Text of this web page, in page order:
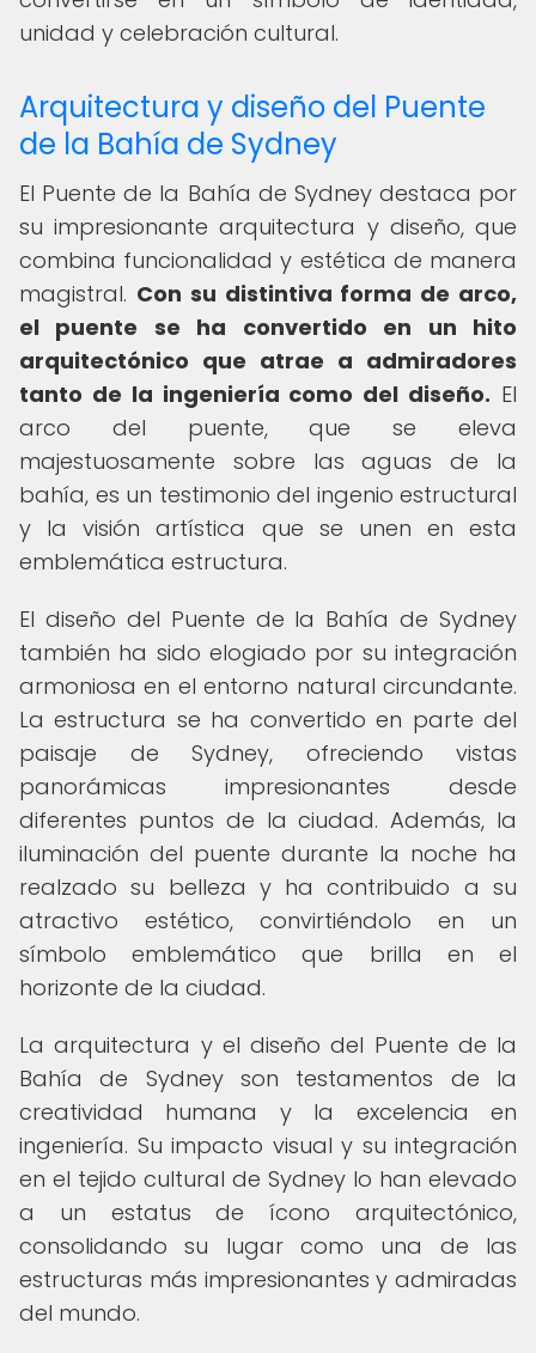
unidad y celebración cultural.
Arquitectura y diseño del Puente
de la Bahía de Sydney
El Puente de la Bahía de Sydney destaca por
su impresionante arquitectura y diseño, que
combina funcionalidad y estética de manera
magistral. Con su distintiva forma de arco,
el puente se ha convertido en un hito
arquitectónico que atrae a admiradores
tanto de la ingeniería como del diseño. El
arco del puente, que se eleva
majestuosamente sobre las aguas de la
bahía, es un testimonio del ingenio estructural
y la visión artística que se unen en esta
emblemática estructura.
El diseño del Puente de la Bahía de Sydney
también ha sido elogiado por su integración
armoniosa en el entorno natural circundante.
La estructura se ha convertido en parte del
paisaje de Sydney, ofreciendo vistas
panorámicas impresionantes desde
diferentes puntos de la ciudad. Además, la
iluminación del puente durante la noche ha
realzado su belleza y ha contribuido a su
atractivo estético, convirtiéndolo en un
símbolo emblemático que brilla en el
horizonte de la ciudad.
La arquitectura y el diseño del Puente de la
Bahía de Sydney son testamentos de la
creatividad humana y la excelencia en
ingeniería. Su impacto visual y su integración
en el tejido cultural de Sydney lo han elevado
a un estatus de ícono arquitectónico,
consolidando su lugar como una de las
estructuras más impresionantes y admiradas
del mundo.